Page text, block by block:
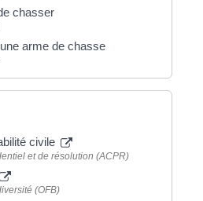
chasser
arme de chasse
civile
et de résolution (ACPR)
(OFB)